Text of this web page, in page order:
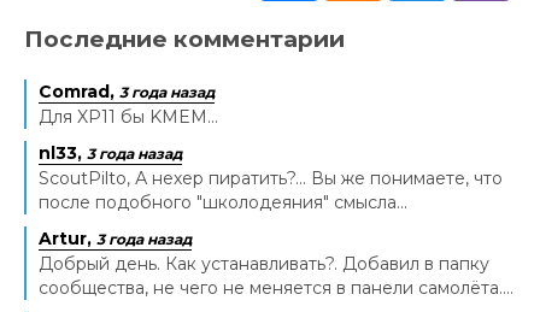
Последние комментарии
Comrad, 3 года назад
Для XP11 бы KMEM...
nl33, 3 года назад
ScoutPilto, А нехер пиратить?... Вы же понимаете, что
после подобного "школодеяния" смысла...
Artur, 3 года назад
Добрый день. Как устанавливать?. Добавил в папку
сообщества, не чего не меняется в панели самолёта....